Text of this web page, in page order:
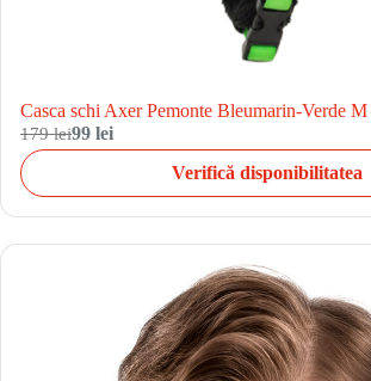
Casca schi Axer Pemonte Bleumarin-Verde M
179 lei99 lei
Verifică disponibilitatea